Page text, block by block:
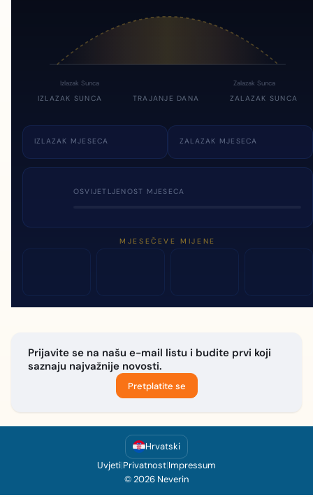
Izlazak Sunca Zalazak Sunca
IZLAZAK SUNCA TRAJANJE DANA ZALAZAK SUNCA
IZLAZAK MJESECA ZALAZAK MJESECA
OSVIJETLJENOST MJESECA
MJESEČEVE MIJENE
Prijavite se na našu e-mail listu i budite prvi koji
saznaju najvažnije novosti.
Pretplatite se
Hrvatski
Uvjeti|Privatnost|Impressum
© 2026 Neverin